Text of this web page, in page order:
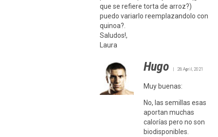
que se refiere torta de arroz?)
puedo variarlo reemplazandolo con
quinoa?.
Saludos!,
Laura
Hugo 28 April, 2021
Muy buenas:
No, las semillas esas
aportan muchas
calorías pero no son
biodisponibles.